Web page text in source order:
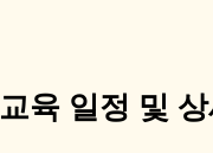
교육 일정 및